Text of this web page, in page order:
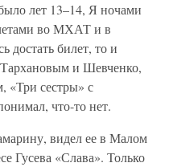
лет 13–14, Я ночами
во МХАТ и в
достать билет, то и
и Шевченко,
«Три сестры» с
что-то нет.
видел ее в Малом
Гусева «Слава». Только